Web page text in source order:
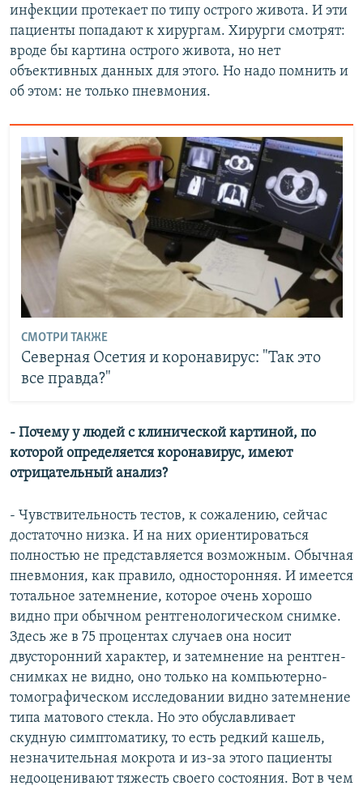
инфекции протекает по типу острого живота. И эти
пациенты попадают к хирургам. Хирурги смотрят:
вроде бы картина острого живота, но нет
объективных данных для этого. Но надо помнить и
об этом: не только пневмония.
СМОТРИ ТАКЖЕ
Северная Осетия и коронавирус: "Так это
все правда?"
- Почему у людей с клинической картиной, по
которой определяется коронавирус, имеют
отрицательный анализ?
- Чувствительность тестов, к сожалению, сейчас
достаточно низка. И на них ориентироваться
полностью не представляется возможным. Обычная
пневмония, как правило, односторонняя. И имеется
тотальное затемнение, которое очень хорошо
видно при обычном рентгенологическом снимке.
Здесь же в 75 процентах случаев она носит
двусторонний характер, и затемнение на рентген-
снимках не видно, оно только на компьютерно-
томографическом исследовании видно затемнение
типа матового стекла. Но это обуславливает
скудную симптоматику, то есть редкий кашель,
незначительная мокрота и из-за этого пациенты
недооценивают тяжесть своего состояния. Вот в чем